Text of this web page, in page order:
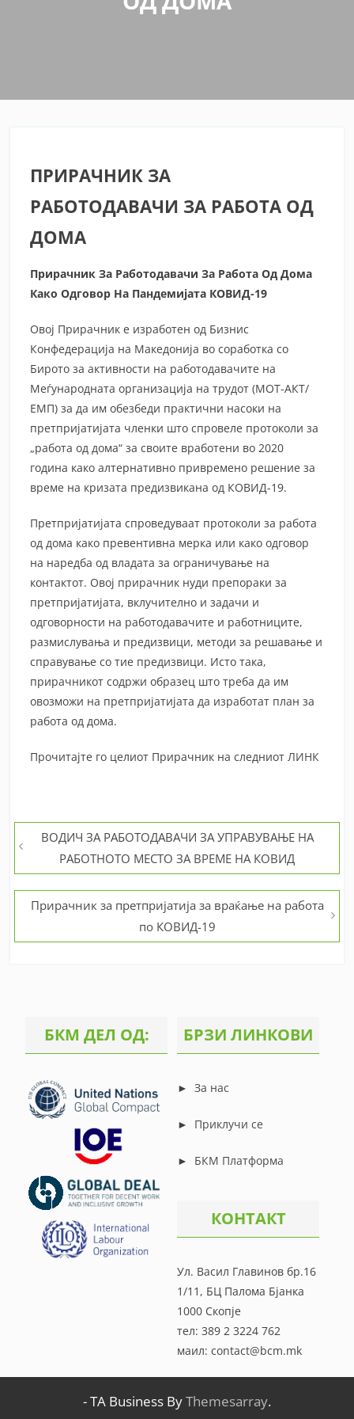
ПРИРАЧНИК ЗА
РАБОТОДАВАЧИ ЗА РАБОТА ОД
ДОМА
Прирачник За Работодавачи За Работа Од Дома
Како Одговор На Пандемијата КОВИД-19
Овој Прирачник е изработен од Бизнис
Конфедерација на Македонија во соработка со
Бирото за активности на работодавачите на
Меѓународната организација на трудот (МОТ-АКТ/
ЕМП) за да им обезбеди практични насоки на
претпријатијата членки што спровеле протоколи за
„работа од дома“ за своите вработени во 2020
година како алтернативно привремено решение за
време на кризата предизвикана од КОВИД-19.
Претпријатијата спроведуваат протоколи за работа
од дома како превентивна мерка или како одговор
на наредба од владата за ограничување на
контактот. Овој прирачник нуди препораки за
претпријатијата, вклучително и задачи и
одговорности на работодавачите и работниците,
размислувања и предизвици, методи за решавање и
справување со тие предизвици. Исто така,
прирачникот содржи образец што треба да им
овозможи на претпријатијата да изработат план за
работа од дома.
Прочитајте го целиот Прирачник на следниотЛИНК
Post
navigation
ВОДИЧ ЗА РАБОТОДАВАЧИ ЗА УПРАВУВАЊЕ НА
РАБОТНОТО МЕСТО ЗА ВРЕМЕ НА КОВИД
Прирачник за претпријатија за враќање на работа
по КОВИД-19
БКМ ДЕЛ ОД: БРЗИ ЛИНКОВИ
► За нас
► Приклучи се
► БКМ Платформа
КОНТАКТ
Ул. Васил Главинов бр.16
1/11, БЦ Палома Бјанка
1000 Скопје
тел: 389 2 3224 762
маил: contact@bcm.mk
-TA Business ByThemesarray.